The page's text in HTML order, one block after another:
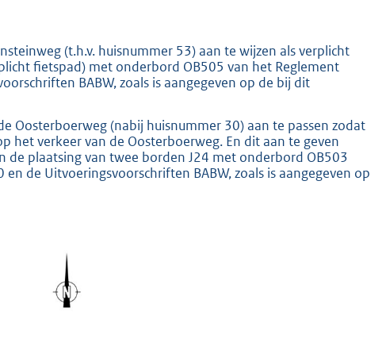
(t.h.v. huisnummer 53) aan te wijzen als verplicht
fietspad) met onderbord OB505 van het Reglement
BABW, zoals is aangegeven op de bij dit
Oosterboerweg (nabij huisnummer 30) aan te passen zodat
het verkeer van de Oosterboerweg. En dit aan te geven
plaatsing van twee borden J24 met onderbord OB503
de Uitvoeringsvoorschriften BABW, zoals is aangegeven op